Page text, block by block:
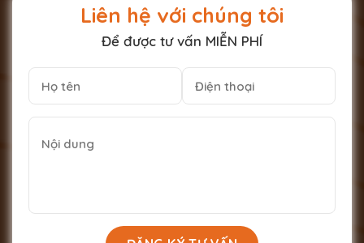
Liên hệ với chúng tôi
Để được tư vấn MIỄN PHÍ